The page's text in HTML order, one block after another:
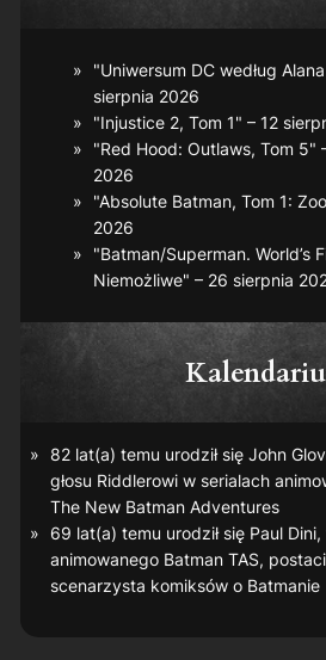
"Uniwersum DC według
sierpnia 2026
"Injustice 2, Tom 1" – 12
"Red Hood: Outlaws, Tom 5"
2026
"Absolute Batman, Tom 1:
2026
"Batman/Superman. World’s
Niemożliwe" – 26 sierpnia
82 lat(a) temu urodził się John
głosu Riddlerowi w serialach
The New Batman Adventures
69 lat(a) temu urodził się Paul
animowanego Batman TAS,
scenarzysta komiksów o Batmanie